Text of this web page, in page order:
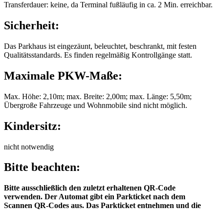
Transferdauer: keine, da Terminal fußläufig in ca. 2 Min. erreichbar.
Sicherheit:
Das Parkhaus ist eingezäunt, beleuchtet, beschrankt, mit festen
Qualitätsstandards. Es finden regelmäßig Kontrollgänge statt.
Maximale PKW-Maße:
Max. Höhe: 2,10m; max. Breite: 2,00m; max. Länge: 5,50m;
Übergroße Fahrzeuge und Wohnmobile sind nicht möglich.
Kindersitz:
nicht notwendig
Bitte beachten:
Bitte ausschließlich den zuletzt erhaltenen QR-Code
verwenden. Der Automat gibt ein Parkticket nach dem
Scannen QR-Codes aus. Das Parkticket entnehmen und die